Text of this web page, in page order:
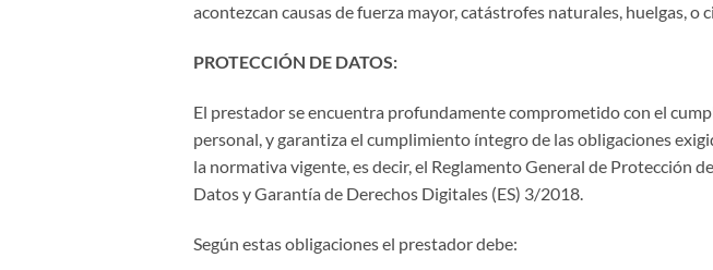
acontezcan causas de fuerza mayor, catástrofes naturales, huelgas,
PROTECCIÓN DE DATOS:
El prestador se encuentra profundamente comprometido con el
personal, y garantiza el cumplimiento íntegro de las obligaciones
la normativa vigente, es decir, el Reglamento General de Protección
Datos y Garantía de Derechos Digitales (ES) 3/2018.
Según estas obligaciones el prestador debe: